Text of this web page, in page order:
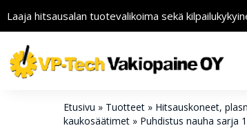
Laaja hitsausalan tuotevalikoima sekä
Etusivu » Tuotteet » Hitsauskoneet,
kaukosäätimet » Puhdistus nauha sarja